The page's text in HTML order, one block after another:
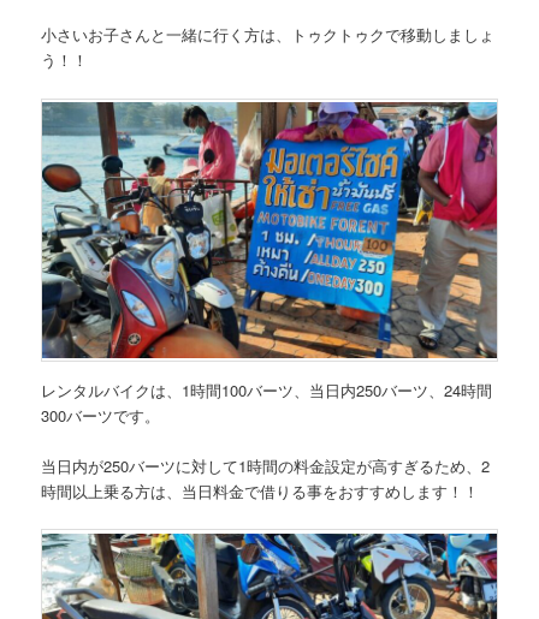
小さいお子さんと一緒に行く方は、トゥクトゥクで移動しましょ
う！！
レンタルバイクは、1時間100バーツ、当日内250バーツ、24時間
300バーツです。
当日内が250バーツに対して1時間の料金設定が高すぎるため、2
時間以上乗る方は、当日料金で借りる事をおすすめします！！